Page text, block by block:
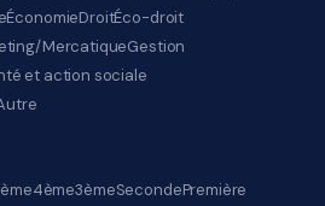
ÉconomieDroitÉco-droit
MercatiqueGestion
et action sociale
4ème3èmeSecondePremière